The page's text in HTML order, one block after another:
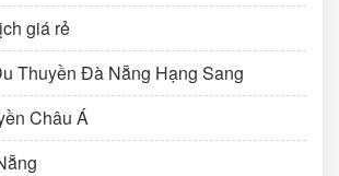
giá rẻ
Thuyền Đà Nẵng Hạng Sang
Châu Á